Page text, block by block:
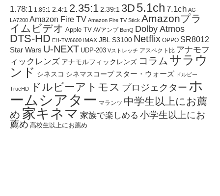
1.78:1 1.85:1 2.4:1 2.35:1 2.39:1 3D 5.1ch 7.1ch AG-
LA7200 Amazon Fire TV Amazon Fire TV Stick Amazonプラ
イムビデオ Apple TV AVアンプ BenQ Dolby Atmos
DTS-HD EH-TW6600 IMAX JBL S3100 Netflix OPPO SR8012
Star Wars U-NEXT UDP-203 Vストレッチ アスペクト比 アナモフ
ィックレンズ アナモルフィックレンズ コラム サラウ
ンド シネスコ シネマスコープ スター・ウォーズ ドルビー
TrueHD ドルビーアトモス プロジェクター ホ
ームシアター マランツ 中学生以上にお薦
め 家キネマ 家族で楽しめる 小学生以上にお
薦め 高校生以上にお薦め